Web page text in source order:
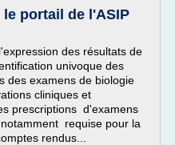
le portail de l'ASIP
des résultats de
univoque des
des examens de biologie
cliniques et
prescriptions d'examens
requise pour la
rendus...